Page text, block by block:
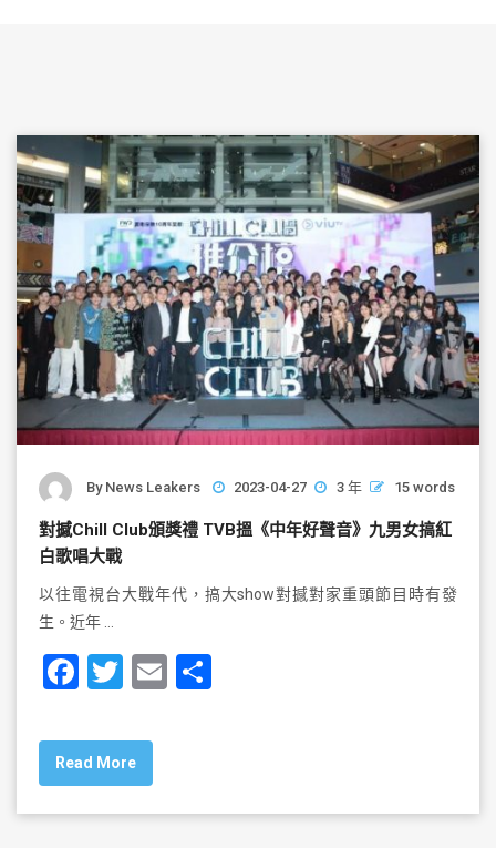
By News Leakers 2023-04-27 3 年 15 words
對撼Chill Club頒獎禮 TVB搵《中年好聲音》九男女搞紅
白歌唱大戰
以往電視台大戰年代，搞大show對撼對家重頭節目時有發
生。近年 …
F
c
e
b
T
tt
er
E
Read More